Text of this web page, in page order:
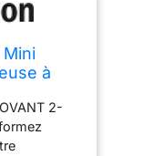
à
2-